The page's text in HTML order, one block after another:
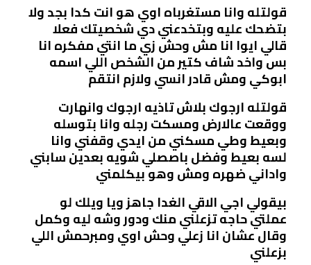
قولتله وانا مستغرباه اوي هو انت كدا بجد ولا
بتضحك عليه وبتخدعني دي شخصيتك فعلا
قالي ايوا انا مش وحش زي ما انتي مفكره انا
بس واخد شاف كتير من الشخص اللي اسمه
ابوكي ومش قادر انسي ولازم انتقم
قولتله ارجوك بلاش تاذيه ارجوك وانهارت
ووقعت عالارض ومسكت رجله وانا بتوسله
وبعيط وطي مسكني من ايدي وقفني وانا
لسه بعيط وفضل باصصلي شويه بعدين سابني
واداني ضهره ومش وهو بيكلمني
بيقولي اجي الاقي الغدا جاهز ويا ويلك لو
عملتي حاجه تزعلني منك ودور وشه ليه وكمل
وقال عشان انا زعلي وحش اوي ومبرحمش اللي
بزعلني